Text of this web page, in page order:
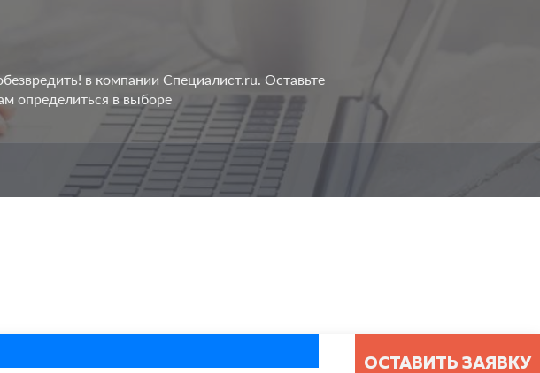
в компании Специалист.ru. Оставьте
определиться в выборе
ОСТАВИТЬ ЗАЯВКУ